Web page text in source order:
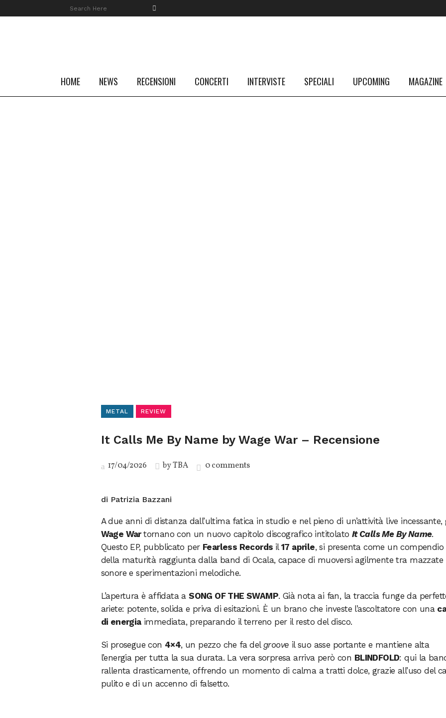
HOME NEWS RECENSIONI CONCERTI INTERVISTE SPECIALI UPCOMING MAGAZINE
METAL REVIEW
It Calls Me By Name by Wage War – Recensione
17/04/2026 byTBA 0 comments
di Patrizia Bazzani
A due anni di distanza dall’ultima fatica in studio e nel pieno di un’attività live incessante,
Wage Wartornano con un nuovo capitolo discografico intitolato It Calls Me By Name.
Questo EP, pubblicato per Fearless Records il 17 aprile, si presenta come un compendio
della maturità raggiunta dalla band di Ocala, capace di muoversi agilmente tra mazzate
sonore e sperimentazioni melodiche.
L’apertura è affidata aSONG OF THE SWAMP. Già nota ai fan, la traccia funge da
ariete: potente, solida e priva di esitazioni. È un brano che investe l’ascoltatore con una
di energiaimmediata, preparando il terreno per il resto del disco.
Si prosegue con 4×4, un pezzo che fa del groove il suo asse portante e mantiene alta
l’energia per tutta la sua durata. La vera sorpresa arriva però con BLINDFOLD: qui la
rallenta drasticamente, offrendo un momento di calma a tratti dolce, grazie all’uso del
pulito e di un accenno di falsetto.